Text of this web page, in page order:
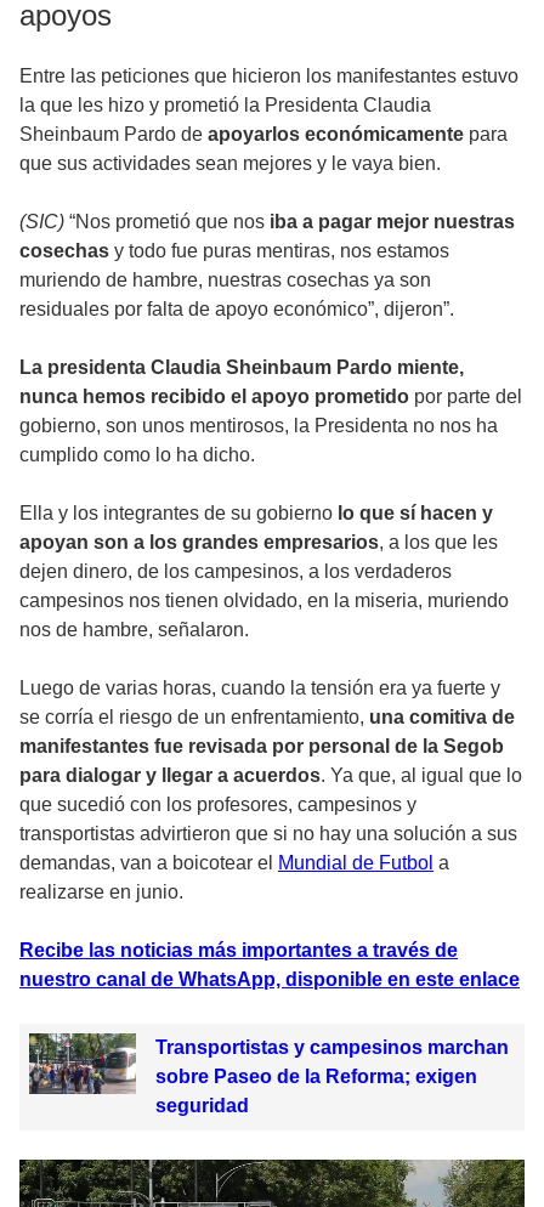
apoyos
Entre las peticiones que hicieron los manifestantes estuvo
la que les hizo y prometió la Presidenta Claudia
Sheinbaum Pardo de apoyarlos económicamente para
que sus actividades sean mejores y le vaya bien.
(SIC) “Nos prometió que nos iba a pagar mejor nuestras
cosechas y todo fue puras mentiras, nos estamos
muriendo de hambre, nuestras cosechas ya son
residuales por falta de apoyo económico”, dijeron”.
La presidenta Claudia Sheinbaum Pardo miente,
nunca hemos recibido el apoyo prometido por parte del
gobierno, son unos mentirosos, la Presidenta no nos ha
cumplido como lo ha dicho.
Ella y los integrantes de su gobierno lo que sí hacen y
apoyan son a los grandes empresarios, a los que les
dejen dinero, de los campesinos, a los verdaderos
campesinos nos tienen olvidado, en la miseria, muriendo
nos de hambre, señalaron.
Luego de varias horas, cuando la tensión era ya fuerte y
se corría el riesgo de un enfrentamiento, una comitiva de
manifestantes fue revisada por personal de la Segob
para dialogar y llegar a acuerdos. Ya que, al igual que lo
que sucedió con los profesores, campesinos y
transportistas advirtieron que si no hay una solución a sus
demandas, van a boicotear el Mundial de Futbol a
realizarse en junio.
Recibe las noticias más importantes a través de
nuestro canal de WhatsApp, disponible en este enlace
Transportistas y campesinos marchan
sobre Paseo de la Reforma; exigen
seguridad